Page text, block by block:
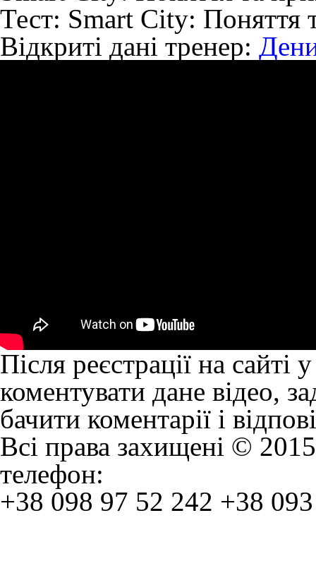
Тест: Smart City: Поняття
Відкриті дані тренер:
Після реєстрації на сайті
коментувати дане відео,
бачити коментарії і
Всі права захищені © 2015
телефон:
+38 098 97 52 242 +38